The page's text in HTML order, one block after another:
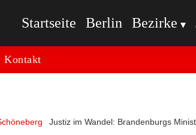
Startseite Berlin Bezirke
Kontakt
Justiz im Wandel: Brandenburgs